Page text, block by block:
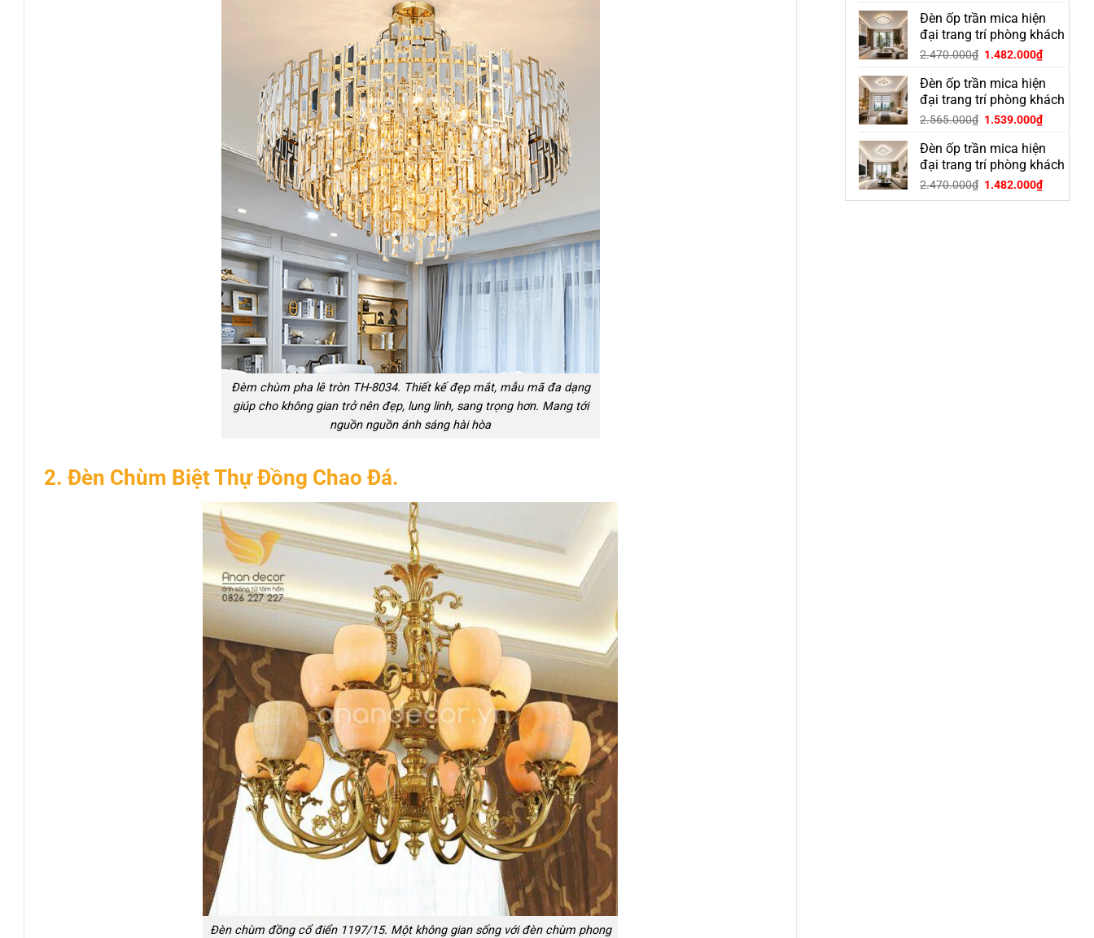
Đèm chùm pha lê tròn TH-8034. Thiết kế đẹp mắt, mẫu mã đa dạng
giúp cho không gian trở nên đẹp, lung linh, sang trọng hơn. Mang tới
nguồn nguồn ánh sáng hài hòa
2. Đèn Chùm Biệt Thự Đồng Chao Đá.
Đèn chùm đồng cổ điển 1197/15. Một không gian sống với đèn chùm phong
Đèn ốp trần mica hiện
đại trang trí phòng khách
OGD-30S
2.470.000₫ Giá
là:
2.470.000₫.
1.482.000₫Giá
tại
là:
Đèn ốp trần mica hiện
đại trang trí phòng khách
OGD-23S
2.565.000₫ Giá
là:
2.565.000₫.
1.539.000₫Giá
tại
là:
Đèn ốp trần mica hiện
đại trang trí phòng khách
OGD-28S
2.470.000₫ Giá
gốc
1.482.000₫Giá
hiện